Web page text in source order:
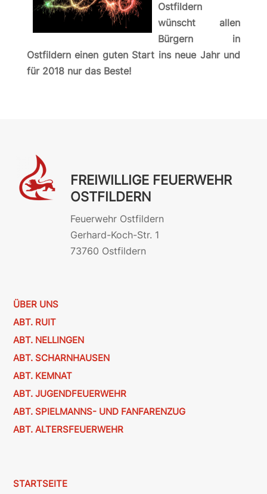
Ostfildern
wünscht allen
Bürgern in
Ostfildern einen guten Start ins neue Jahr und
für 2018 nur das Beste!
FREIWILLIGE FEUERWEHR
OSTFILDERN
Feuerwehr Ostfildern
Gerhard-Koch-Str. 1
73760 Ostfildern
ÜBER UNS
ABT. RUIT
ABT. NELLINGEN
ABT. SCHARNHAUSEN
ABT. KEMNAT
ABT. JUGENDFEUERWEHR
ABT. SPIELMANNS- UND FANFARENZUG
ABT. ALTERSFEUERWEHR
STARTSEITE